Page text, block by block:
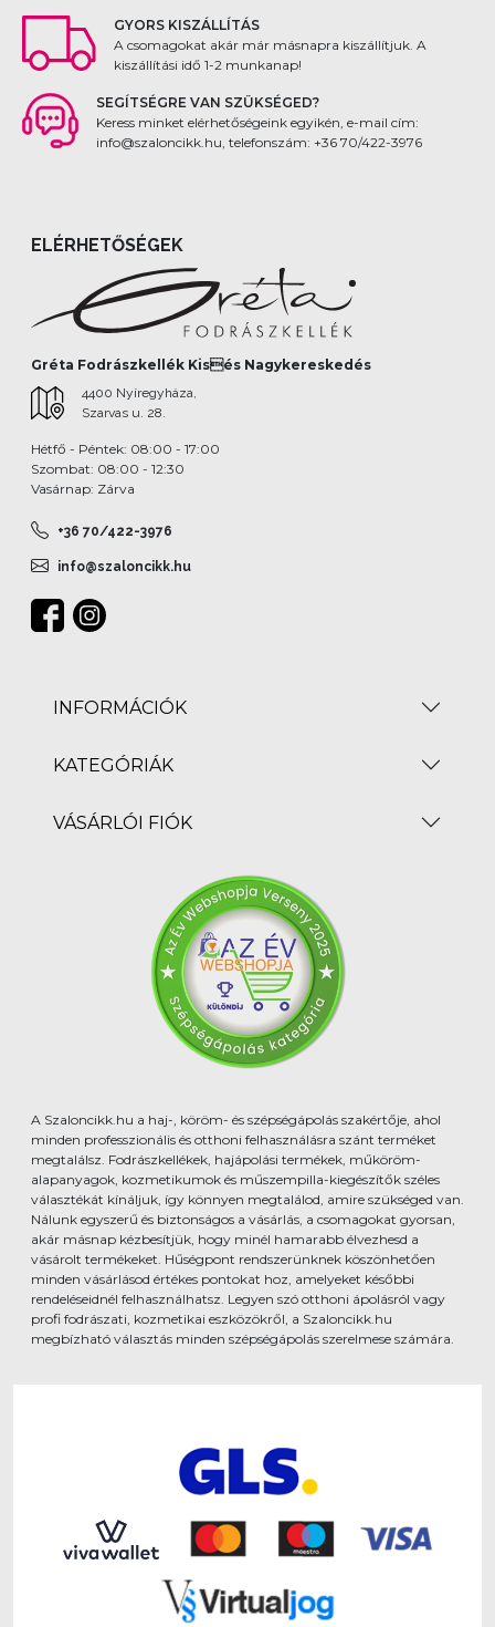
GYORS KISZÁLLÍTÁS
A csomagokat akár már másnapra kiszállítjuk. A
kiszállítási idő 1-2 munkanap!
SEGÍTSÉGRE VAN SZÜKSÉGED?
Keress minket elérhetőségeink egyikén, e-mail cím:
info@szaloncikk.hu, telefonszám: +36 70/422-3976
ELÉRHETŐSÉGEK
Gréta Fodrászkellék Kisés Nagykereskedés
4400 Nyíregyháza,
Szarvas u. 28.
Hétfő - Péntek: 08:00 - 17:00
Szombat: 08:00 - 12:30
Vasárnap: Zárva
+36 70/422-3976
info@szaloncikk.hu
INFORMÁCIÓK
KATEGÓRIÁK
VÁSÁRLÓI FIÓK
A Szaloncikk.hu a haj-, köröm- és szépségápolás szakértője, ahol
minden professzionális és otthoni felhasználásra szánt terméket
megtalálsz. Fodrászkellékek, hajápolási termékek, műköröm-
alapanyagok, kozmetikumok és műszempilla-kiegészítők széles
választékát kínáljuk, így könnyen megtalálod, amire szükséged van.
Nálunk egyszerű és biztonságos a vásárlás, a csomagokat gyorsan,
akár másnap kézbesítjük, hogy minél hamarabb élvezhesd a
vásárolt termékeket. Hűségpont rendszerünknek köszönhetően
minden vásárlásod értékes pontokat hoz, amelyeket későbbi
rendeléseidnél felhasználhatsz. Legyen szó otthoni ápolásról vagy
profi fodrászati, kozmetikai eszközökről, a Szaloncikk.hu
megbízható választás minden szépségápolás szerelmese számára.